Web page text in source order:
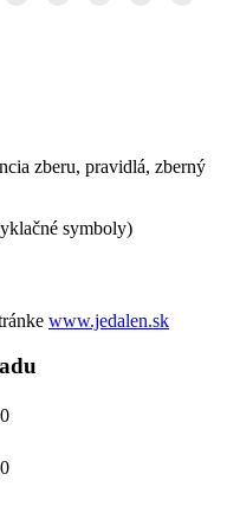
zberu, pravidlá, zberný
symboly)
www.jedalen.sk